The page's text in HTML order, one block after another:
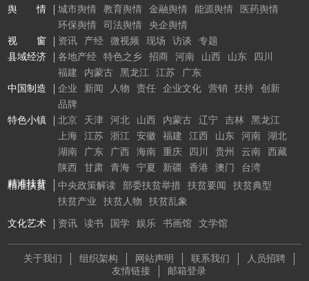
舆 情
城市舆情 教育舆情 金融舆情 能源舆情
医药舆情
环保舆情
司法舆情
央企舆情
视 窗
资讯 产经 微视频 现场 访谈
专题
县域经济
各地产经 特色之乡 招商 河南 山西 山东
四川
福建
内蒙古 黑龙江 江苏
广东
中国制造
企业 新闻 人物 责任 企业文化 营销 扶持
创新
品牌
特色小镇
北京 天津 河北 山西 内蒙古 辽宁 吉林
黑龙江
上海
江苏 浙江 安徽 福建 江西 山东 河南
湖北
湖南
广东 广西 海南 重庆 四川 贵州 云南
西藏
陕西
甘肃 青海 宁夏 新疆 香港 澳门
台湾
精准扶贫
文化艺术 资讯 读书 国学 娱乐 书画馆 文学馆
精准扶贫 中央政策解读 部委扶贫举措 扶贫要闻
扶贫典型
扶贫产业
扶贫人物 扶贫乱象
关于我们 组织架构 网站声明 联系我们
人员招聘
友情链接
邮箱登录